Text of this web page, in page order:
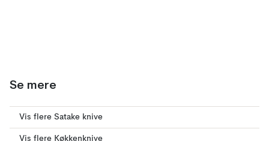
Se mere
Vis flere Satake knive
Vis flere Køkkenknive